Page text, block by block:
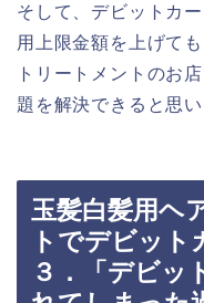
そして、デビットカ
用上限金額を上げて
トリートメントのお
題を解決できると思い
玉髪白髪用ヘ
トでデビッ
３．「デビッ